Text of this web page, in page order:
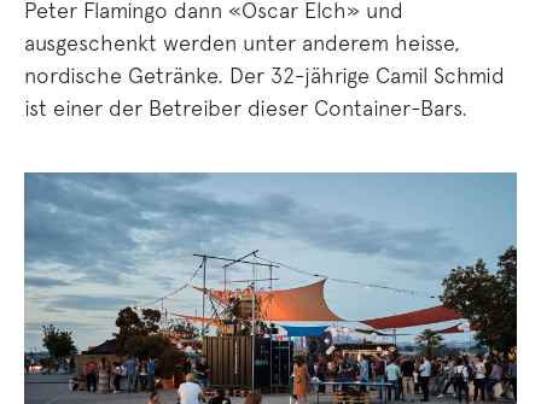
Peter Flamingo dann «Oscar Elch» und
ausgeschenkt werden unter anderem heisse,
nordische Getränke. Der 32-jährige Camil Schmid
ist einer der Betreiber dieser Container-Bars.